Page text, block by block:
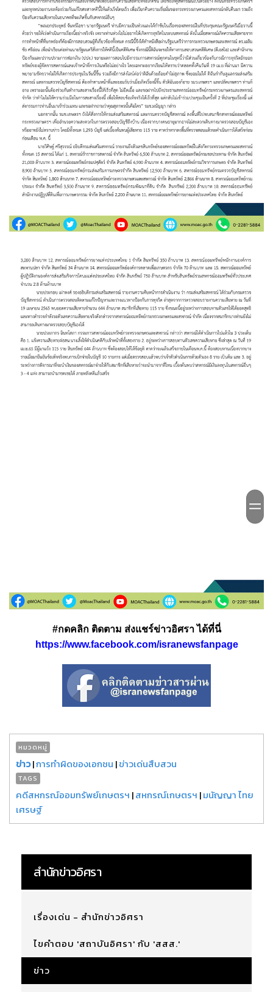
#กดคลิก ติดตาม ส่งแชร์ข่าวอิศรา ได้ที่นี่
https://www.facebook.com/isranewsfanpage
หมวดหมู่
ข่าว|การทำผิดของเอกชน |ข่าวเด่นสืบสวน
TAGS
คดีสหกรณ์ออมทรัพย์เกษตรฯ |สหกรณ์เกษตรฯ |มนัญญา ไทย
เศรษฐ์
สำนักข่าวอิศรา
เรื่องเด่น - สำนักข่าวอิศรา
ไขคำตอบ 'สถาบันอิศรา' กับ 'สสส.'
ข่าว